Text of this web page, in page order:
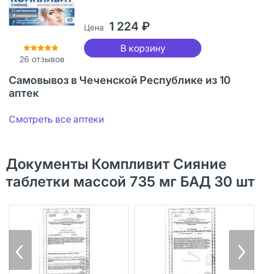
26 отзывов
Цена 1 224 ₽
В корзину
Самовывоз в Чеченской Республике из 10
аптек
Смотреть все аптеки
Документы Компливит Сияние
таблетки массой 735 мг БАД 30 шт